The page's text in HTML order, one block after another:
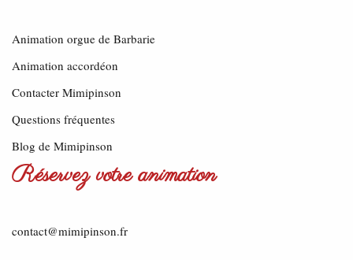
Animation orgue de Barbarie
Animation accordéon
Contacter Mimipinson
Questions fréquentes
Blog de Mimipinson
Réservez votre animation
contact@mimipinson.fr